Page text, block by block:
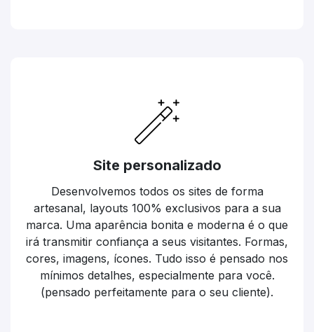
Site personalizado
Desenvolvemos todos os sites de forma
artesanal, layouts 100% exclusivos para a sua
marca. Uma aparência bonita e moderna é o que
irá transmitir confiança a seus visitantes. Formas,
cores, imagens, ícones. Tudo isso é pensado nos
mínimos detalhes, especialmente para você.
(pensado perfeitamente para o seu cliente).